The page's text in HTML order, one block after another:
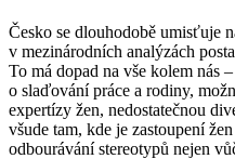
Česko se dlouhodobě umisťuje
v mezinárodních analýzách
To má dopad na vše kolem nás
o slaďování práce a rodiny,
expertízy žen, nedostatečnou
všude tam, kde je zastoupení
odbourávání stereotypů nejen